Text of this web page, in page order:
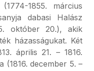
1855. március
dabasi Halász
október 20.), akik
házasságukat. Két
április 21. – 1816.
(1816. december 5. –